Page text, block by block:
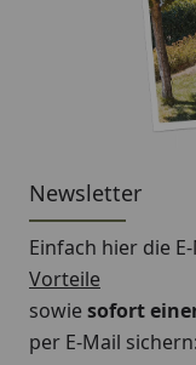
Newsletter
Einfach hier die
Vorteile
sowiesofort
per E-Mail sichern: